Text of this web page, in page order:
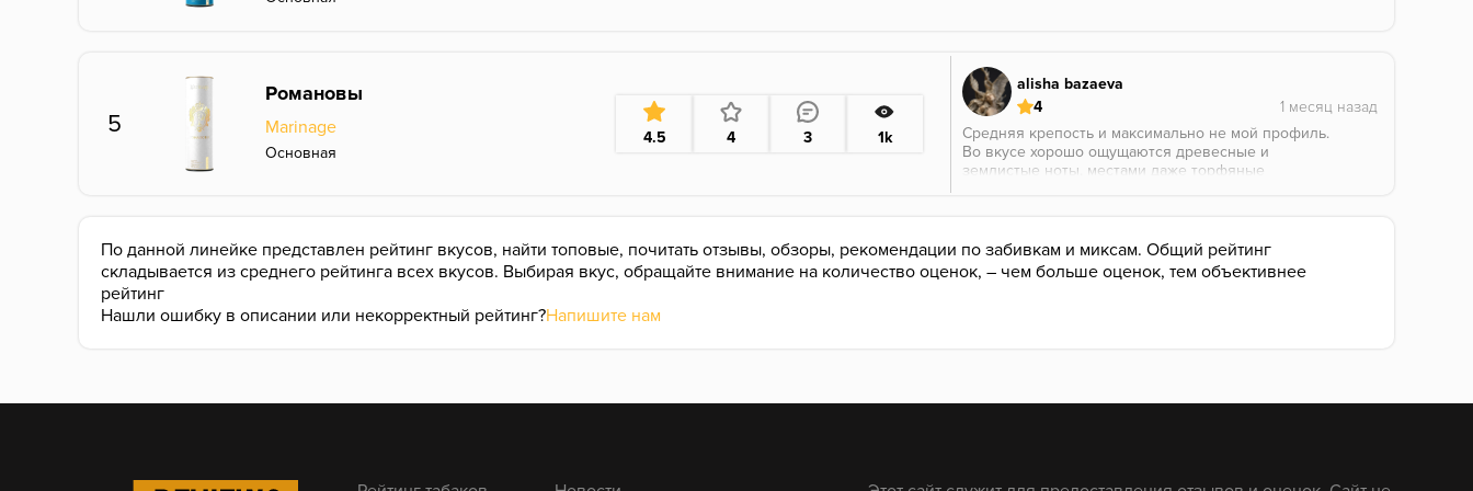
5
Романовы
Marinage
Основная
4.5 4 3 1k
alisha bazaeva
4
Средняя крепость и максимально не мой профиль.
Во вкусе хорошо ощущаются древесные и
землистые ноты, местами даже торфяные
По данной линейке представлен рейтинг вкусов, найти топовые, почитать отзывы, обзоры, рекомендации по забивкам и миксам. Общий рейтинг
складывается из среднего рейтинга всех вкусов. Выбирая вкус, обращайте внимание на количество оценок, – чем больше оценок, тем объективнее
рейтинг
Нашли ошибку в описании или некорректный рейтинг?Напишите нам